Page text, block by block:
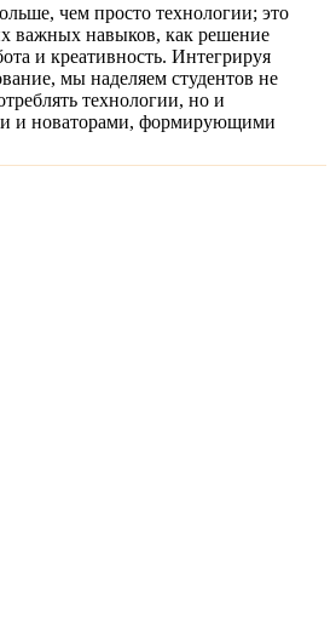
чем просто технологии; это
важных навыков, как решение
и креативность. Интегрируя
мы наделяем студентов не
технологии, но и
и новаторами, формирующими